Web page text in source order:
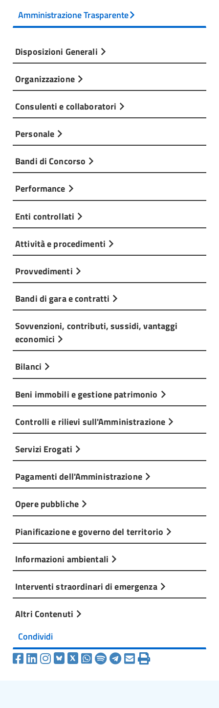
Amministrazione Trasparente
Disposizioni Generali
Organizzazione
Consulenti e collaboratori
Personale
Bandi di Concorso
Performance
Enti controllati
Attività e procedimenti
Provvedimenti
Bandi di gara e contratti
Sovvenzioni, contributi, sussidi, vantaggi
economici
Bilanci
Beni immobili e gestione patrimonio
Controlli e rilievi sull'Amministrazione
Servizi Erogati
Pagamenti dell'Amministrazione
Opere pubbliche
Pianificazione e governo del territorio
Informazioni ambientali
Interventi straordinari di emergenza
Altri Contenuti
Condividi